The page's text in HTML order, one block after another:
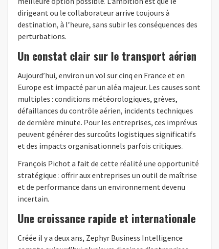
dirigeant ou le collaborateur arrive toujours à
destination, à l’heure, sans subir les conséquences des
perturbations.
Un constat clair sur le transport aérien
Aujourd’hui, environ un vol sur cinq en France et en
Europe est impacté par un aléa majeur. Les causes sont
multiples : conditions météorologiques, grèves,
défaillances du contrôle aérien, incidents techniques
de dernière minute. Pour les entreprises, ces imprévus
peuvent générer des surcoûts logistiques significatifs
et des impacts organisationnels parfois critiques.
François Pichot a fait de cette réalité une opportunité
stratégique : offrir aux entreprises un outil de maîtrise
et de performance dans un environnement devenu
incertain.
Une croissance rapide et internationale
Créée il y a deux ans, Zephyr Business Intelligence